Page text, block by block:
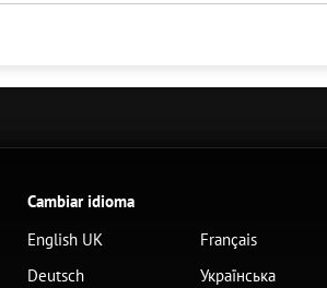
Cambiar idioma
English UK
Deutsch
Français
Українська